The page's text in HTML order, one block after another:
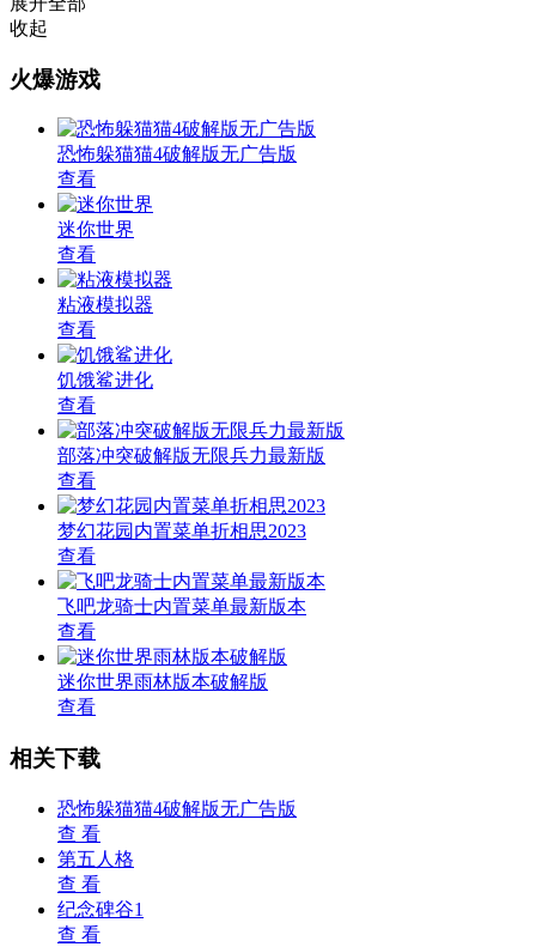
收起
火爆游戏
恐怖躲猫猫4破解版无广告版
查看
迷你世界
查看
粘液模拟器
查看
饥饿鲨进化
查看
部落冲突破解版无限兵力最新版
查看
梦幻花园内置菜单折相思2023
查看
飞吧龙骑士内置菜单最新版本
查看
迷你世界雨林版本破解版
查看
相关下载
恐怖躲猫猫4破解版无广告版
查 看
第五人格
查 看
纪念碑谷1
查 看